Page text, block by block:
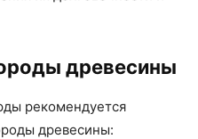
древесины
рекомендуется
древесины: